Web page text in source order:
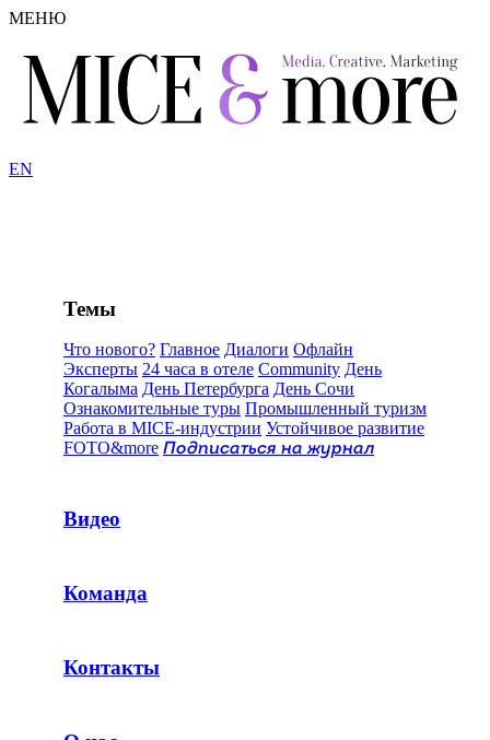
МЕНЮ
EN
Темы
Что нового? Главное Диалоги Офлайн
Эксперты 24 часа в отеле Community День
Когалыма День Петербурга День Сочи
Ознакомительные туры Промышленный туризм
Работа в MICE-индустрии Устойчивое развитие
FOTO&more Подписаться на журнал
Видео
Команда
Контакты